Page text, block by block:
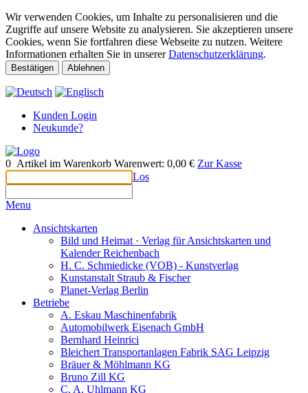
Wir verwenden Cookies, um Inhalte zu personalisieren und die
Zugriffe auf unsere Website zu analysieren. Sie akzeptieren unsere
Cookies, wenn Sie fortfahren diese Webseite zu nutzen. Weitere
Informationen erhalten Sie in unsererDatenschutzerklärung.
Bestätigen Ablehnen
Kunden Login
Neukunde?
0 Artikel im Warenkorb Warenwert: 0,00 € Zur Kasse
Los
Menu
Ansichtskarten
Bild und Heimat · Verlag für Ansichtskarten und
Kalender Reichenbach
H. C. Schmiedicke (VOB) - Kunstverlag
Kunstanstalt Straub & Fischer
Planet-Verlag Berlin
Betriebe
A. Eskau Maschinenfabrik
Automobilwerk Eisenach GmbH
Bernhard Heinrici
Bleichert Transportanlagen Fabrik SAG Leipzig
Bräuer & Möhlmann KG
Bruno Zill KG
C. A. Uhlmann KG